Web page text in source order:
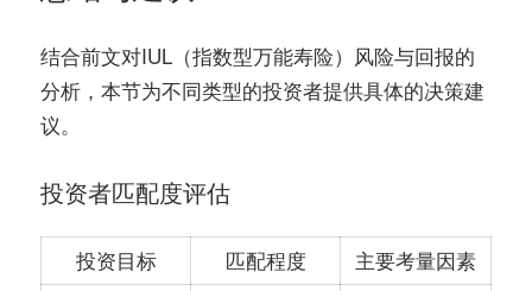
结合前文对IUL（指数型万能寿险）风险与回报的
分析，本节为不同类型的投资者提供具体的决策建
议。
投资者匹配度评估
投资目标 匹配程度 主要考量因素